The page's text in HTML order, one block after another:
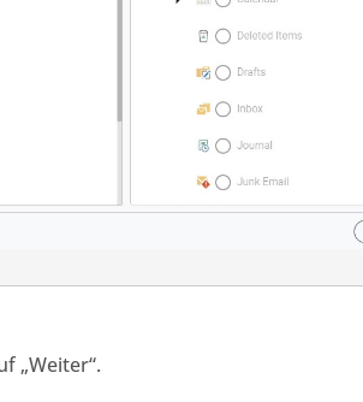
„Weiter“.